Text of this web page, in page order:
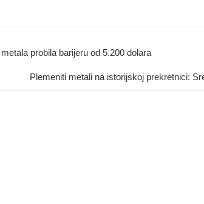
probila barijeru od 5.200 dolara
Plemeniti metali na istorijskoj prekretnici: